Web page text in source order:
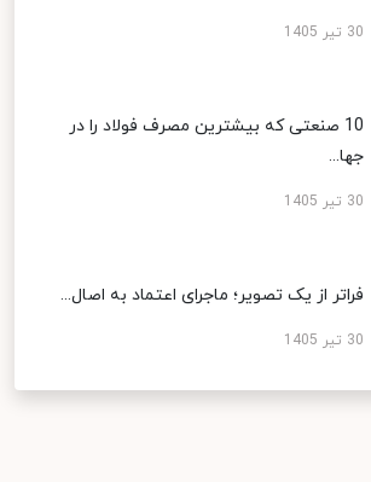
30 تیر 1405
10 صنعتی که بیشترین مصرف فولاد را در
جها...
30 تیر 1405
فراتر از یک تصویر؛ ماجرای اعتماد به اصال...
30 تیر 1405